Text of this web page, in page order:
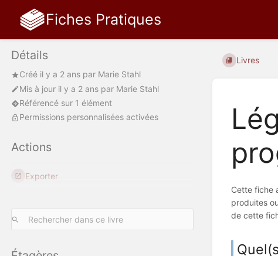
Fiches Pratiques
Détails
Créé il y a 2 ans par Marie Stahl
Mis à jour il y a 2 ans par Marie Stahl
Référencé sur 1 élément
Permissions personnalisées activées
Actions
Exporter
Livres
Cette fiche
produites
de cette